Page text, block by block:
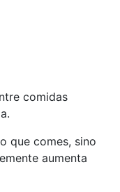
comidas
que comes, sino
aumenta